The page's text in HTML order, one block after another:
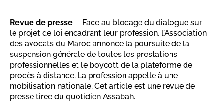
Revue de presse
Face au blocage du dialogue sur
le projet de loi encadrant leur profession, l’Association
des avocats du Maroc annonce la poursuite de la
suspension générale de toutes les prestations
professionnelles et le boycott de la plateforme de
procès à distance. La profession appelle à une
mobilisation nationale. Cet article est une revue de
presse tirée du quotidien Assabah.